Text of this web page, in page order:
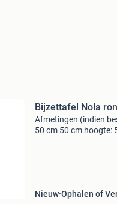
Bijzettafel Nola
Afmetingen (indien
50 cm 50 cm hoogte:
Nieuw Ophalen of